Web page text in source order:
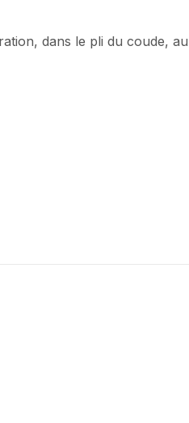
dans le pli du coude,